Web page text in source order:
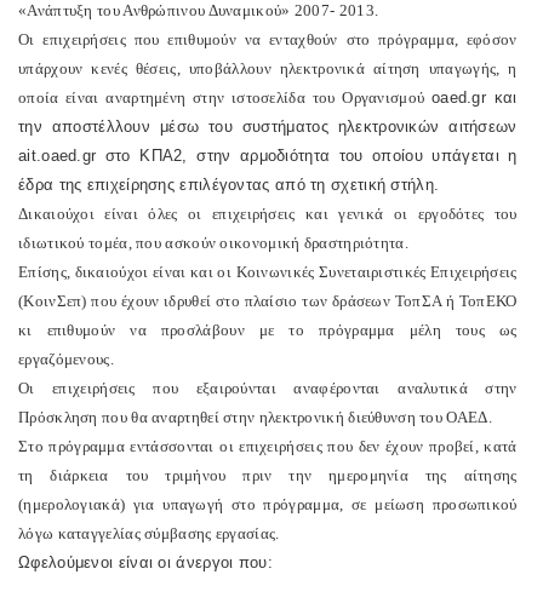
«Ανάπτυξη του Ανθρώπινου Δυναμικού» 2007- 2013.
Οι επιχειρήσεις που επιθυμούν να ενταχθούν στο πρόγραμμα, εφόσον
υπάρχουν κενές θέσεις, υποβάλλουν ηλεκτρονικά αίτηση υπαγωγής, η
οποία είναι αναρτημένη στην ιστοσελίδα του Οργανισμού oaed.gr και
την αποστέλλουν μέσω του συστήματος ηλεκτρονικών αιτήσεων
ait.oaed.gr στο ΚΠΑ2, στην αρμοδιότητα του οποίου υπάγεται η
έδρα της επιχείρησης επιλέγοντας από τη σχετική στήλη.
Δικαιούχοι είναι όλες οι επιχειρήσεις και γενικά οι εργοδότες του
ιδιωτικού τομέα, που ασκούν οικονομική δραστηριότητα.
Επίσης, δικαιούχοι είναι και οι Κοινωνικές Συνεταιριστικές Επιχειρήσεις
(ΚοινΣεπ) που έχουν ιδρυθεί στο πλαίσιο των δράσεων ΤοπΣΑ ή ΤοπΕΚΟ
κι επιθυμούν να προσλάβουν με το πρόγραμμα μέλη τους ως
εργαζόμενους.
Οι επιχειρήσεις που εξαιρούνται αναφέρονται αναλυτικά στην
Πρόσκληση που θα αναρτηθεί στην ηλεκτρονική διεύθυνση του ΟΑΕΔ.
Στο πρόγραμμα εντάσσονται οι επιχειρήσεις που δεν έχουν προβεί, κατά
τη διάρκεια του τριμήνου πριν την ημερομηνία της αίτησης
(ημερολογιακά) για υπαγωγή στο πρόγραμμα, σε μείωση προσωπικού
λόγω καταγγελίας σύμβασης εργασίας.
Ωφελούμενοι είναι οι άνεργοι που: